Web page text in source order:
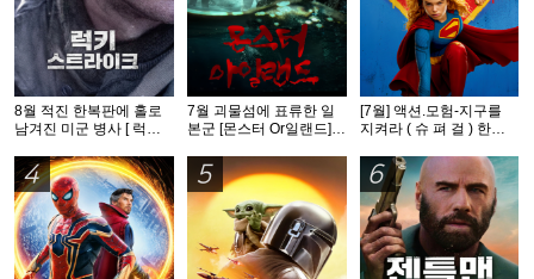
8월 적진 한복판에 홀로
남겨진 미군 병사 [ 럭키
완벽자막
7월 괴물섬에 표류한 일
본군 [몬스터 Or일랜드]완
[7월] 액션.모험-지구를
지켜라 ( 슈 펴 걸 ) 한글
4 5 6